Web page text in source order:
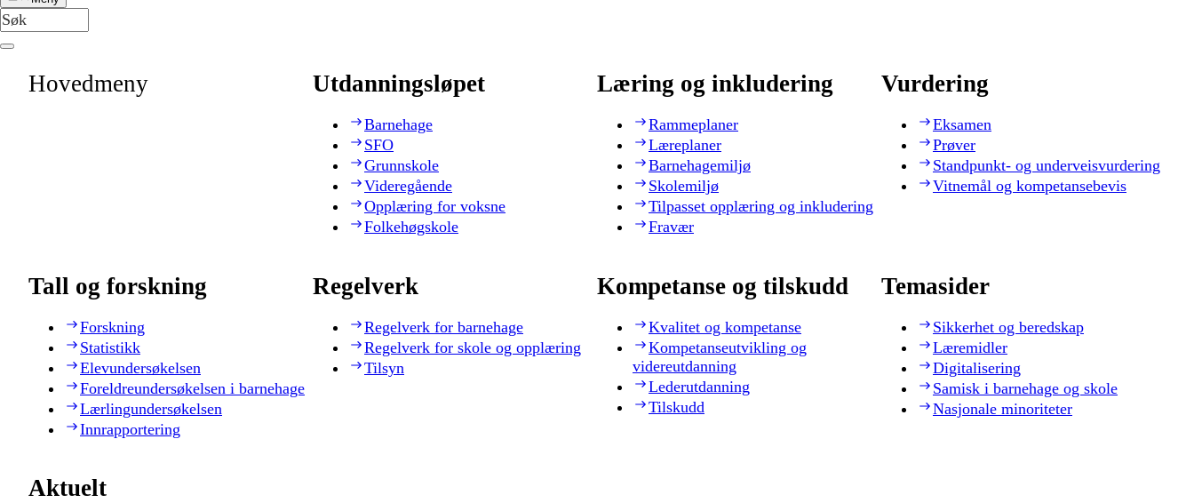
Hovedmeny Utdanningsløpet
Barnehage
SFO
Grunnskole
Videregående
Opplæring for voksne
Folkehøgskole
Læring og inkludering
Rammeplaner
Læreplaner
Barnehagemiljø
Skolemiljø
Tilpasset opplæring og inkludering
Fravær
Vurdering
Eksamen
Prøver
Standpunkt- og underveisvurdering
Vitnemål og kompetansebevis
Tall og forskning
Forskning
Statistikk
Elevundersøkelsen
Foreldreundersøkelsen i barnehage
Lærlingundersøkelsen
Innrapportering
Regelverk
Regelverk for barnehage
Regelverk for skole og opplæring
Tilsyn
Kompetanse og tilskudd
Kvalitet og kompetanse
Kompetanseutvikling og
videreutdanning
Lederutdanning
Tilskudd
Temasider
Sikkerhet og beredskap
Læremidler
Digitalisering
Samisk i barnehage og skole
Nasjonale minoriteter
Aktuelt